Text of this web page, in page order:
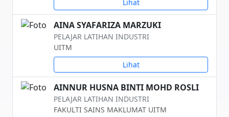
Lihat
AINA SYAFARIZA MARZUKI
PELAJAR LATIHAN INDUSTRI
UITM
Lihat
AINNUR HUSNA BINTI MOHD ROSLI
PELAJAR LATIHAN INDUSTRI
FAKULTI SAINS MAKLUMAT UITM